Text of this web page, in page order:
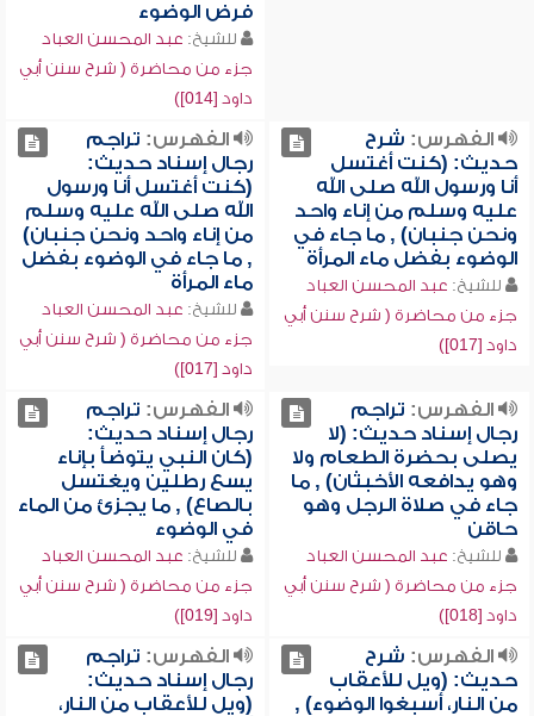
فرض الوضوء
للشيخ: عبد المحسن العباد
جزء من محاضرة ( شرح سنن أبي
داود [014])
الفهرس: شرح
حديث: (كنت أغتسل
أنا ورسول الله صلى الله
عليه وسلم من إناء واحد
ونحن جنبان) , ما جاء في
الوضوء بفضل ماء المرأة
للشيخ: عبد المحسن العباد
جزء من محاضرة ( شرح سنن أبي
داود [017])
الفهرس: تراجم
رجال إسناد حديث:
(كنت أغتسل أنا ورسول
الله صلى الله عليه وسلم
من إناء واحد ونحن جنبان)
, ما جاء في الوضوء بفضل
ماء المرأة
للشيخ: عبد المحسن العباد
جزء من محاضرة ( شرح سنن أبي
داود [017])
الفهرس: تراجم
رجال إسناد حديث: (لا
يصلى بحضرة الطعام ولا
وهو يدافعه الأخبثان) , ما
جاء في صلاة الرجل وهو
حاقن
للشيخ: عبد المحسن العباد
جزء من محاضرة ( شرح سنن أبي
داود [018])
الفهرس: تراجم
رجال إسناد حديث:
(كان النبي يتوضأ بإناء
يسع رطلين ويغتسل
بالصاع) , ما يجزئ من الماء
في الوضوء
للشيخ: عبد المحسن العباد
جزء من محاضرة ( شرح سنن أبي
داود [019])
الفهرس: شرح
حديث: (ويل للأعقاب
من النار، أسبغوا الوضوء) ,
الفهرس: تراجم
رجال إسناد حديث:
(ويل للأعقاب من النار،